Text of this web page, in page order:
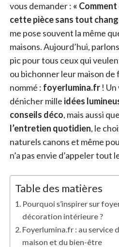
vous demander : «
cette pièce sans tout
me pose souvent la même
maisons. Aujourd’hui,
pic pour tous ceux qui
ou bichonner leur maison de
nommé : foyerlumina.fr !
dénicher mille idées
conseils déco, mais aussi
l’entretien quotidien, le
naturels canons et même
n’a pas envie d’appeler tout
Table des matières
Pourquoi s’inspirer sur
décoration intérieure ?
Foyerlumina.fr : au service
maison et du bien-être